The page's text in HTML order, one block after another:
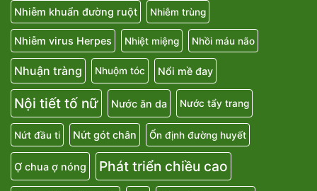
Nhiễm khuẩn đường ruột Nhiễm trùng
Nhiễm virus Herpes Nhiệt miệng Nhồi máu não
Nhuận tràng Nhuộm tóc Nổi mề đay
Nội tiết tố nữ Nước ăn da Nước tẩy trang
Nứt đầu ti Nứt gót chân Ổn định đường huyết
Ợ chua ợ nóng Phát triển chiều cao